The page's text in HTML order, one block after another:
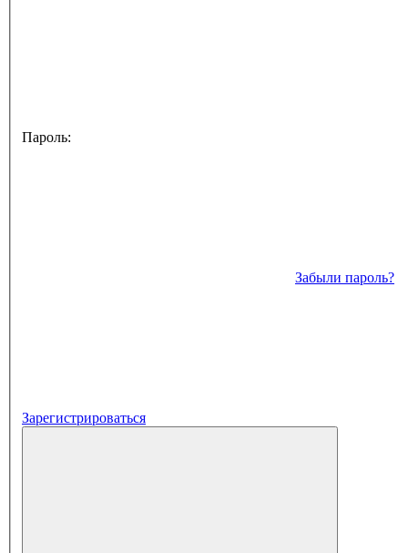
Пароль:
Забыли пароль?
Зарегистрироваться